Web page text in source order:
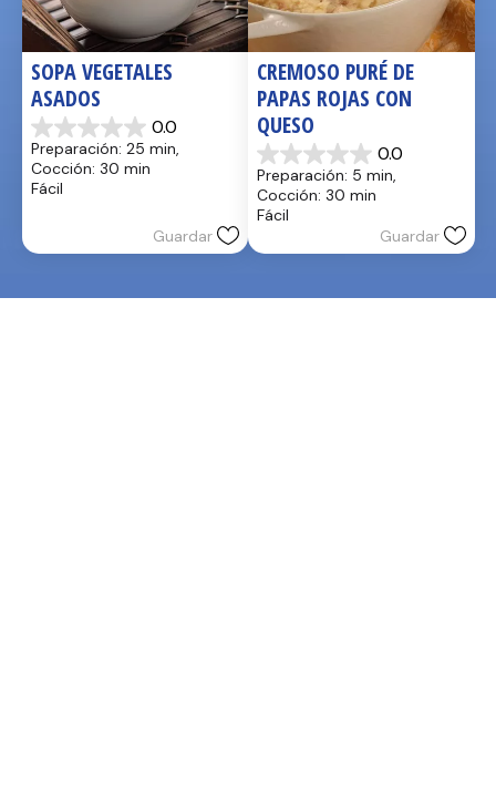
SOPA VEGETALES
ASADOS
0.0
0.0
de
5
estrellas.
Preparación: 25 min,
Cocción: 30 min
Fácil
Guardar
CREMOSO PURÉ DE
PAPAS ROJAS CON
QUESO
0.0
0.0
de
5
estrellas.
Preparación: 5 min,
Cocción: 30 min
Fácil
Guardar